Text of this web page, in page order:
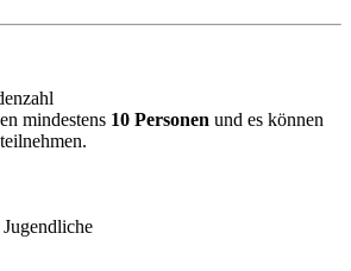
mindestens 10 Personen und es können
teilnehmen.